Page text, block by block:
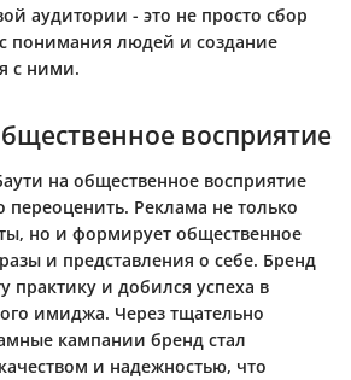
аудитории - это не просто сбор
понимания людей и создание
с ними.
восприятие
на общественное восприятие
Реклама не только
но и формирует общественное
и представления о себе. Бренд
практику и добился успеха в
имиджа. Через тщательно
кампании бренд стал
и надежностью, что